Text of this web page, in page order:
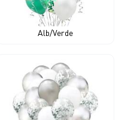
Alb/Verde